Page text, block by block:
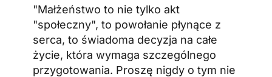
"Małżeństwo to nie tylko akt
"społeczny", to powołanie płynące z
serca, to świadoma decyzja na całe
życie, która wymaga szczególnego
przygotowania. Proszę nigdy o tym nie